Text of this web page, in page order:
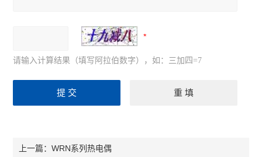
请输入计算结果（填写阿拉伯数字），如：三加四=7
上一篇：WRN系列热电偶